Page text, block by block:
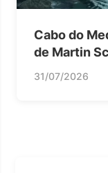
Cabo do
de Martin
31/07/2026